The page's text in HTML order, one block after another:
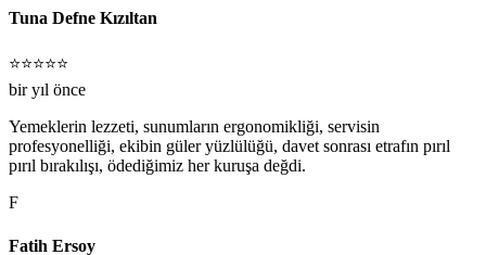
Tuna Defne Kızıltan
⭐⭐⭐⭐⭐
bir yıl önce
Yemeklerin lezzeti, sunumların ergonomikliği, servisin
profesyonelliği, ekibin güler yüzlülüğü, davet sonrası etrafın pırıl
pırıl bırakılışı, ödediğimiz her kuruşa değdi.
F
Fatih Ersoy